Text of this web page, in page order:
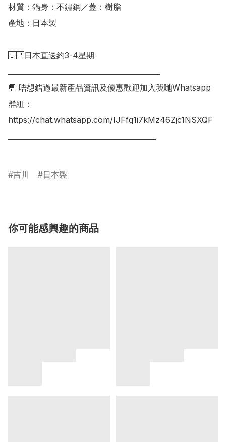
材質：鍋身：不鏽鋼／蓋：樹脂
產地：日本製
🇯🇵日本直送約3-4星期
💬 唔想錯過最新產品資訊及優惠歡迎加入我哋Whatsapp
群組：
https://chat.whatsapp.com/IJFfq1i7kMz46Zjc1NSXQF
吉川 日本製
你可能感興趣的商品